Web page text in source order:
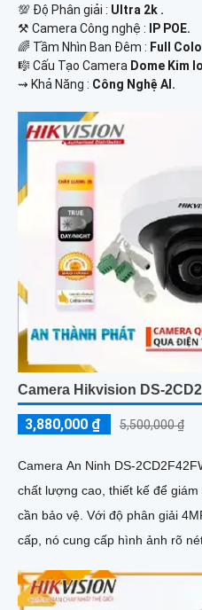
💯 Độ Phân giải : Ultra 2k .
⚒ Camera Công nghệ :
IP POE.
🌈 Tầm Nhìn Ban Đêm : Full
🎼️ Cấu Tạo Camera Dome Kim
️⇝ Khả Năng : Công Nghệ AI.
Camera Hikvision DS-
3,880,000 ₫ 5,500,000 ₫
Camera An Ninh DS-
chất lượng cao, thiết kế để
cần bảo vệ. Với độ phân giải 4MP và công nghệ hình ảnh cao
cấp, nó cung cấp hình ảnh rõ